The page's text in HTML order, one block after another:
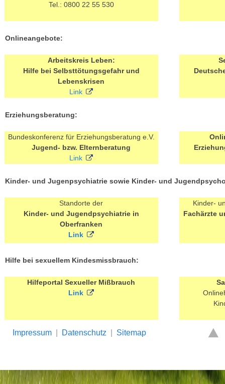
Tel.: 0800 22 55 530
Onlineangebote:
Arbeitskreis Leben:
Hilfe bei Selbsttötungsgefahr und
Lebenskrisen
Link
Erziehungsberatung:
Bundeskonferenz für Erziehungsberatung e.V.
Jugend- bzw. Elternberatung
Link
Kinder- und Jugenpsychiatrie sowie Kinder- und
Standorte der
Kinder- und Jugendpsychiatrie in
Oberfranken
Link
Kinder-
Fachärzte
Hilfe bei sexuellem Kindesmissbrauch:
Hilfeportal Sexueller Mißbrauch
Link
Impressum| Datenschutz Sitemap